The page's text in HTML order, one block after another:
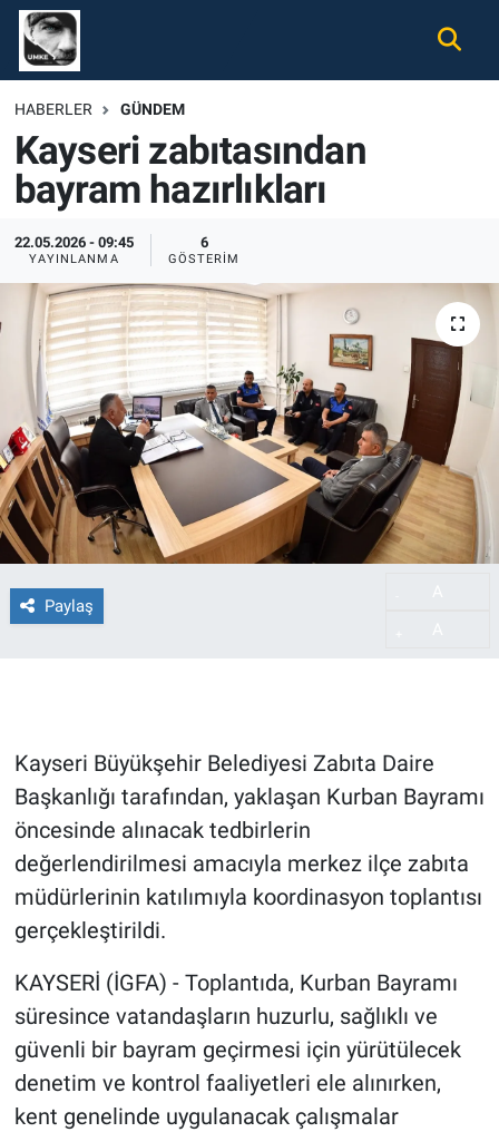
HABERLER GÜNDEM
Kayseri zabıtasından
bayram hazırlıkları
22.05.2026 - 09:45
YAYINLANMA
6
GÖSTERIM
Paylaş
Kayseri Büyükşehir Belediyesi Zabıta Daire
Başkanlığı tarafından, yaklaşan Kurban Bayramı
öncesinde alınacak tedbirlerin
değerlendirilmesi amacıyla merkez ilçe zabıta
müdürlerinin katılımıyla koordinasyon toplantısı
gerçekleştirildi.
KAYSERİ (İGFA) - Toplantıda, Kurban Bayramı
süresince vatandaşların huzurlu, sağlıklı ve
güvenli bir bayram geçirmesi için yürütülecek
denetim ve kontrol faaliyetleri ele alınırken,
kent genelinde uygulanacak çalışmalar
Gündem
Ekonomi
Spor
Magazin
Tüm Haberler
İletişim
Künye
Nöbetçi Eczaneler
Hava Durumu
Namaz Vakitleri
Trafik Durumu
Süper Lig Puan Durumu ve Fikstür
Tüm Manşetler
Son Dakika Haberleri
Haber Arşivi